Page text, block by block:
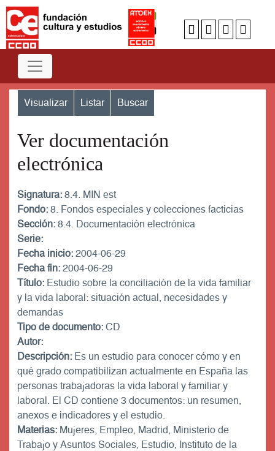
Visualizar Listar Buscar
Ver documentación
electrónica
Signatura:8.4. MIN est
Fondo:8. Fondos especiales y colecciones facticias
Sección:8.4. Documentación electrónica
Serie:
Fecha inicio:2004-06-29
Fecha fin:2004-06-29
Título:Estudio sobre la conciliación de la vida familiar
y la vida laboral: situación actual, necesidades y
demandas
Tipo de documento:CD
Autor:
Descripción:Es un estudio para conocer cómo y en
qué grado compatibilizan actualmente en España las
personas trabajadoras la vida laboral y familiar y
laboral. El CD contiene 3 documentos: un resumen,
anexos e indicadores y el estudio.
Materias:Mujeres, Empleo, Madrid, Ministerio de
Trabajo y Asuntos Sociales, Estudio, Instituto de la